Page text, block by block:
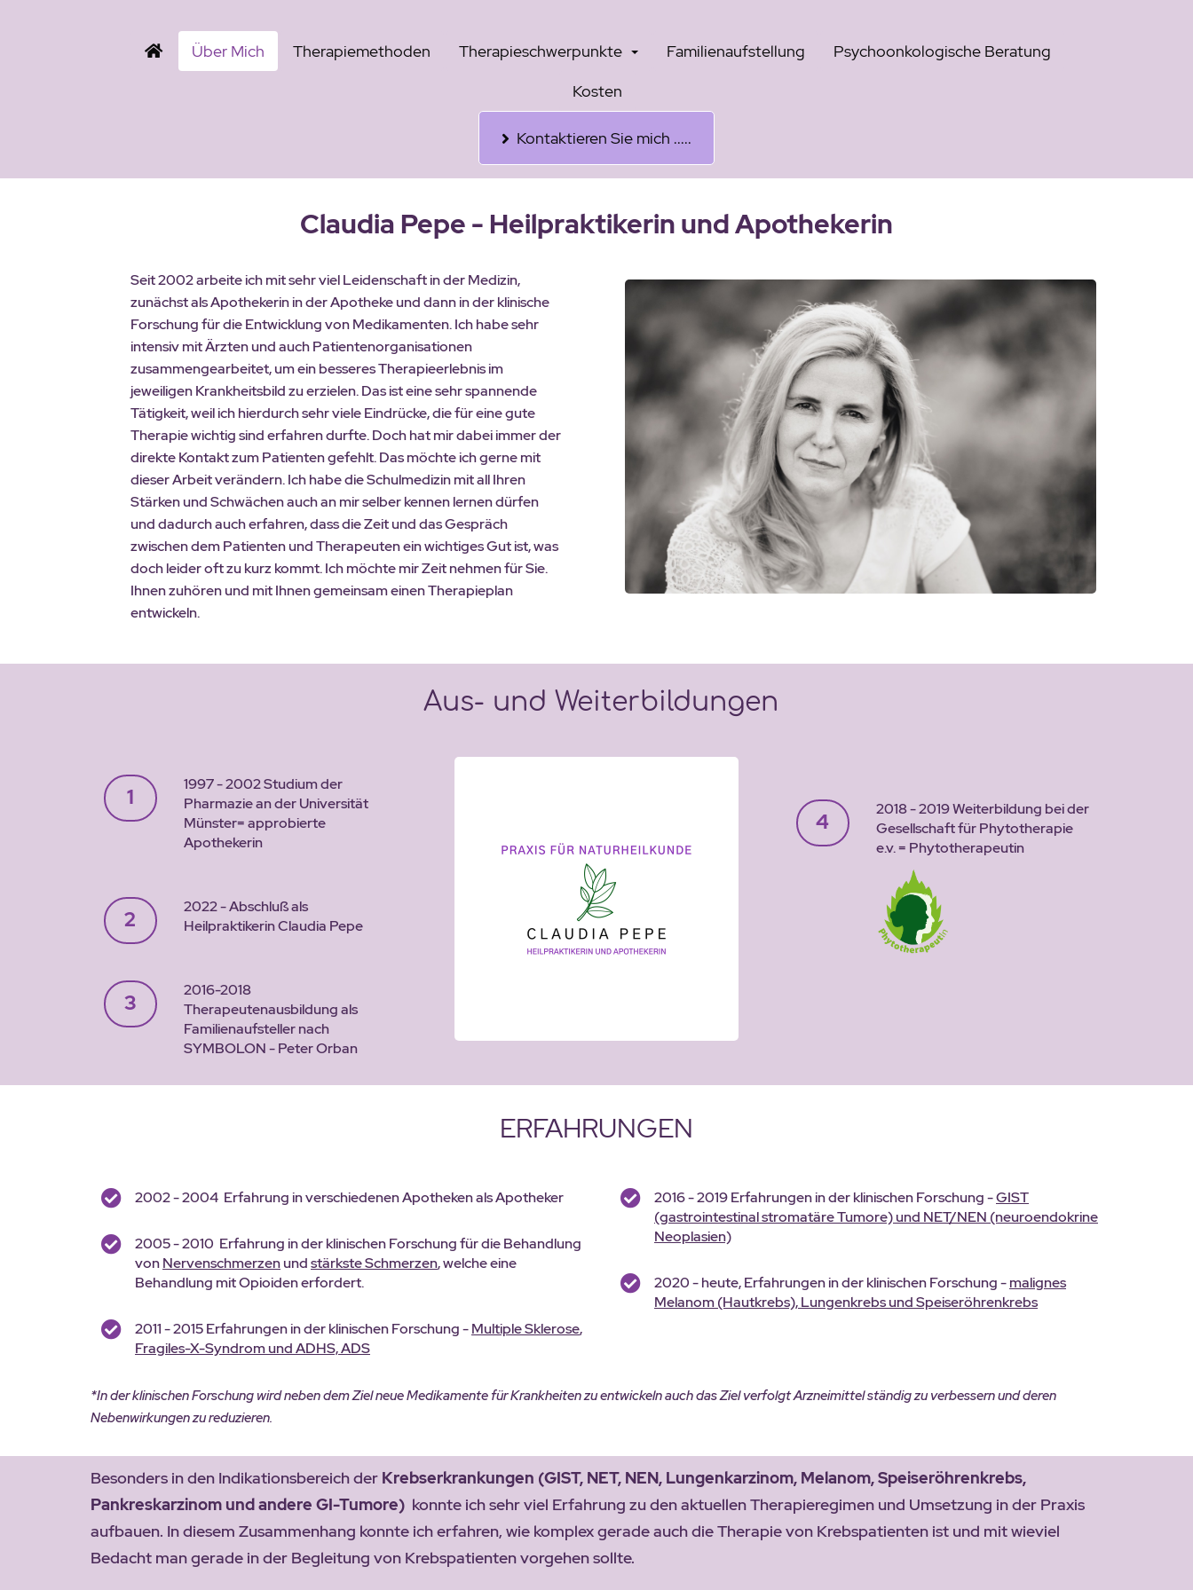
Über Mich Therapiemethoden Therapieschwerpunkte Familienaufstellung
Psychoonkologische Beratung
Kosten
Kontaktieren Sie mich .....
Claudia Pepe - Heilpraktikerin und Apothekerin
Seit 2002 arbeite ich mit sehr viel Leidenschaft in der Medizin,
zunächst als Apothekerin in der Apotheke und dann in der klinische
Forschung für die Entwicklung von Medikamenten. Ich habe sehr
intensiv mit Ärzten und auch Patientenorganisationen
zusammengearbeitet, um ein besseres Therapieerlebnis im
jeweiligen Krankheitsbild zu erzielen. Das ist eine sehr spannende
Tätigkeit, weil ich hierdurch sehr viele Eindrücke, die für eine gute
Therapie wichtig sind erfahren durfte. Doch hat mir dabei immer der
direkte Kontakt zum Patienten gefehlt. Das möchte ich gerne mit
dieser Arbeit verändern. Ich habe die Schulmedizin mit all Ihren
Stärken und Schwächen auch an mir selber kennen lernen dürfen
und dadurch auch erfahren, dass die Zeit und das Gespräch
zwischen dem Patienten und Therapeuten ein wichtiges Gut ist, was
doch leider oft zu kurz kommt. Ich möchte mir Zeit nehmen für Sie.
Ihnen zuhören und mit Ihnen gemeinsam einen Therapieplan
entwickeln.
Aus- und Weiterbildungen
1
1997 - 2002 Studium der
Pharmazie an der Universität
Münster= approbierte
Apothekerin
2
2022 - Abschluß als
Heilpraktikerin Claudia Pepe
3
2016-2018
Therapeutenausbildung als
Familienaufsteller nach
SYMBOLON - Peter Orban
4
2018 - 2019 Weiterbildung bei der
Gesellschaft für Phytotherapie
e.v. = Phytotherapeutin
ERFAHRUNGEN
2002 - 2004 Erfahrung in verschiedenen Apotheken als Apotheker
2005 - 2010 Erfahrung in der klinischen Forschung für die Behandlung
vonNervenschmerzenundstärkste Schmerzen, welche eine
Behandlung mit Opioiden erfordert.
2011 - 2015 Erfahrungen in der klinischen Forschung -Multiple Sklerose,
Fragiles-X-Syndrom und ADHS, ADS
2016 - 2019 Erfahrungen in der klinischen Forschung -GIST
(gastrointestinal stromatäre Tumore) und NET/NEN (neuroendokrine
Neoplasien)
2020 - heute, Erfahrungen in der klinischen Forschung -malignes
Melanom (Hautkrebs), Lungenkrebs und Speiseröhrenkrebs
*In der klinischen Forschung wird neben dem Ziel neue Medikamente für Krankheiten zu entwickeln auch das Ziel verfolgt Arzneimittel ständig zu verbessern und deren
Nebenwirkungen zu reduzieren.
Besonders in den Indikationsbereich der Krebserkrankungen (GIST, NET, NEN, Lungenkarzinom, Melanom, Speiseröhrenkrebs,
Pankreskarzinom und andere GI-Tumore) konnte ich sehr viel Erfahrung zu den aktuellen Therapieregimen und Umsetzung in der Praxis
aufbauen. In diesem Zusammenhang konnte ich erfahren, wie komplex gerade auch die Therapie von Krebspatienten ist und mit wieviel
Bedacht man gerade in der Begleitung von Krebspatienten vorgehen sollte.